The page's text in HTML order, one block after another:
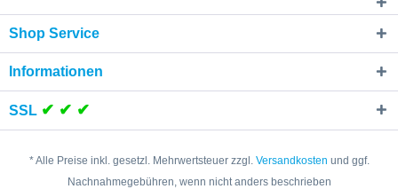
Shop Service
Informationen
SSL ✔ ✔ ✔
* Alle Preise inkl. gesetzl. Mehrwertsteuer zzgl. Versandkosten und ggf.
Nachnahmegebühren, wenn nicht anders beschrieben